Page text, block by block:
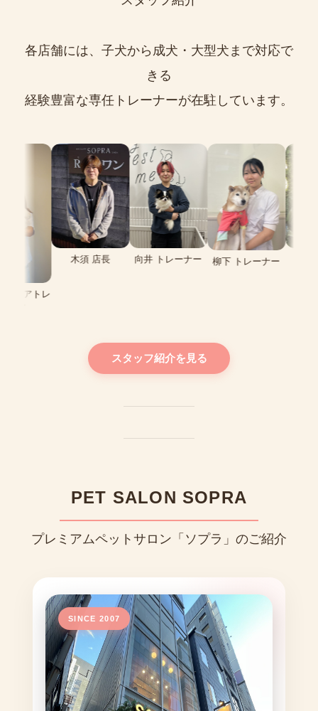
各店舗には、子犬から成犬・大型犬まで対応で
きる
経験豊富な専任トレーナーが在駐しています。
向井 トレーナー 柳下 トレーナー 李 トレーナー
スタッフ紹介を見る
PET SALON SOPRA
プレミアムペットサロン「ソプラ」のご紹介
SINCE 2007